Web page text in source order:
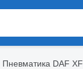
Пневматика DAF XF